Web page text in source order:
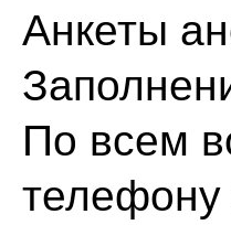
Анкеты
По всем
телефону